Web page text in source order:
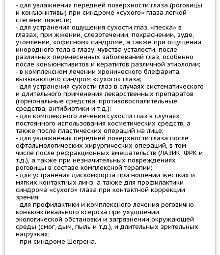
- для увлажнения передней поверхности глаза (роговицы
и конъюнктивы) при синдроме «сухого» глаза легкой
степени тяжести;
- для устранения ощущения сухости глаз, «песка» в
глазах, при жжении, слезотечении, покраснении, зуде,
утомлении, «офисном» синдроме, а также при ощущении
инородного тела в глазу, чувства усталости, после
различных перенесенных заболеваний глаз, особенно
после конъюнктивитов и кератитов различной этиологии;
- в комплексном лечении хронического блефарита,
вызывающего синдром «сухого» глаза;
- для устранения сухости глаз в случаях систематического
и длительного применения лекарственных препаратов
(гормональные средства, противовоспалительные
средства, антибиотики и т.д.);
- для комплексного лечения сухости глаз в случаях
постоянного использования косметических средств, а
также после пластических операций на лице;
- для увлажнения передней поверхности глаза после
офтальмологических хирургических операций, в том
числе после рефракционных вмешательств (ЛАЗИК, ФРК и
т.д.), а также при незначительных повреждениях
роговицы в составе комплексной терапии;
- для устранения дискомфорта при ношении жестких и
мягких контактных линз, а также для профилактики
синдрома «сухого» глаза при контактной коррекции
зрения;
- для профилактики и комплексного лечения роговично-
конъюнктивального ксероза при ухудшении
экологической обстановки и загрязнении окружающей
среды (смог, дым, пыль и т.д.), и длительных зрительных
нагрузках;
- при синдроме Шегрена.